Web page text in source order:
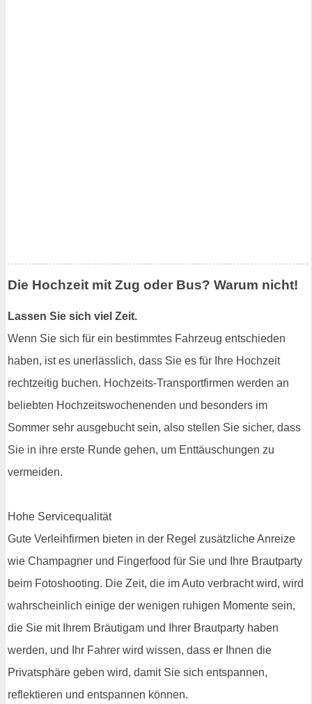
Die Hochzeit mit Zug oder Bus? Warum nicht!
Lassen Sie sich viel Zeit.
Wenn Sie sich für ein bestimmtes Fahrzeug entschieden
haben, ist es unerlässlich, dass Sie es für Ihre Hochzeit
rechtzeitig buchen. Hochzeits-Transportfirmen werden an
beliebten Hochzeitswochenenden und besonders im
Sommer sehr ausgebucht sein, also stellen Sie sicher, dass
Sie in ihre erste Runde gehen, um Enttäuschungen zu
vermeiden.
Hohe Servicequalität
Gute Verleihfirmen bieten in der Regel zusätzliche Anreize
wie Champagner und Fingerfood für Sie und Ihre Brautparty
beim Fotoshooting. Die Zeit, die im Auto verbracht wird, wird
wahrscheinlich einige der wenigen ruhigen Momente sein,
die Sie mit Ihrem Bräutigam und Ihrer Brautparty haben
werden, und Ihr Fahrer wird wissen, dass er Ihnen die
Privatsphäre geben wird, damit Sie sich entspannen,
reflektieren und entspannen können.